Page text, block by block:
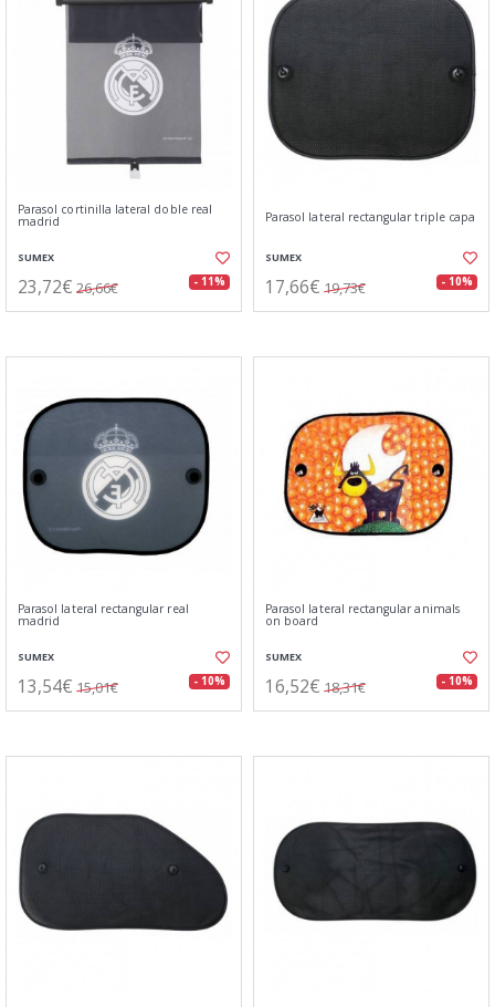
Parasol cortinilla lateral doble real
madrid
SUMEX
23,72€ 26,66€ - 11%
Parasol lateral rectangular triple capa
SUMEX
17,66€ 19,73€ - 10%
Parasol lateral rectangular real
madrid
SUMEX
13,54€ 15,01€ - 10%
Parasol lateral rectangular animals
on board
SUMEX
16,52€ 18,31€ - 10%